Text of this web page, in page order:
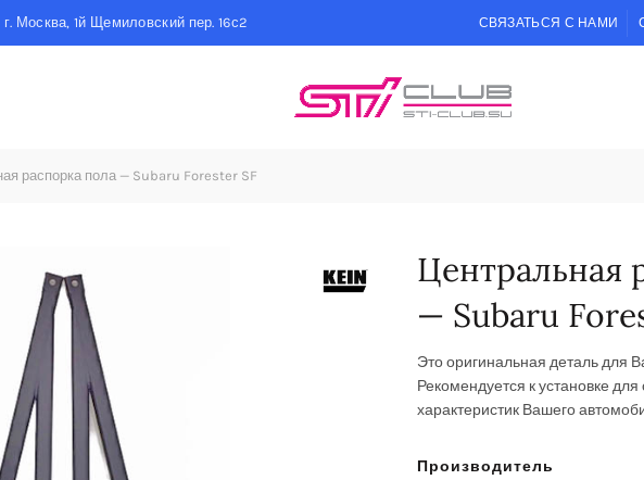
Москва, 1й Щемиловский пер. 16с2 СВЯЗАТЬСЯ С НАМИ
распорка пола — Subaru Forester SF
Центральная
— Subaru
Это оригинальная деталь для
Рекомендуется к установке для
характеристик Вашего
Производитель